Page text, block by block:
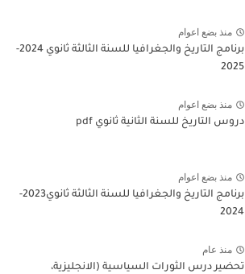
منذ بضع اعوام
برنامج التاريخ والجغرافيا للسنة الثالثة ثانوي 2024-
2025
منذ بضع اعوام
دروس التاريخ للسنة الثانية ثانوي pdf
منذ بضع اعوام
برنامج التاريخ والجغرافيا للسنة الثالثة ثانوي2023-
2024
منذ عام
تحضير درس الثورات السياسية (الانجليزية،